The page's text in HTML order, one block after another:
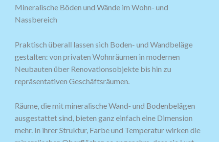
Mineralische Böden und Wände im Wohn- und
Nassbereich
Praktisch überall lassen sich Boden- und Wandbeläge
gestalten: von privaten Wohnräumen in modernen
Neubauten über Renovationsobjekte bis hin zu
repräsentativen Geschäftsräumen.
Räume, die mit mineralische Wand- und Bodenbelägen
ausgestattet sind, bieten ganz einfach eine Dimension
mehr. In ihrer Struktur, Farbe und Temperatur wirken die